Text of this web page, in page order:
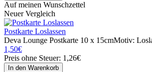
Auf meinen Wunschzettel
Neuer Vergleich
Postkarte Loslassen
Deva Lounge Postkarte 10 x 15cmMotiv:
1,50€
Preis ohne Steuer: 1,26€